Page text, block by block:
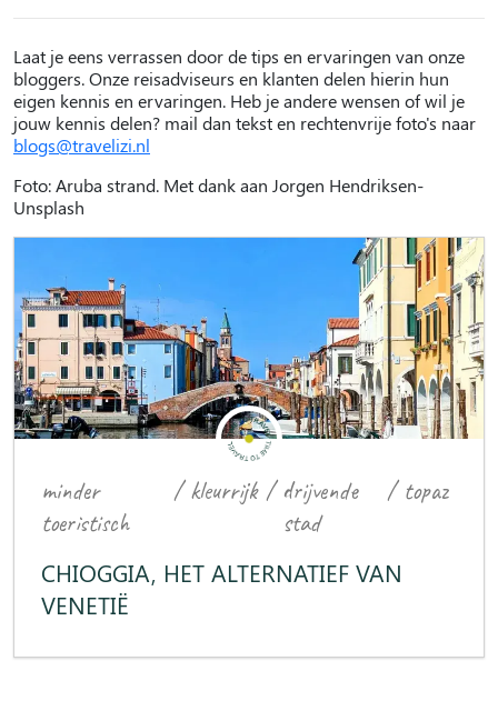
Laat je eens verrassen door de tips en ervaringen van onze
bloggers. Onze reisadviseurs en klanten delen hierin hun
eigen kennis en ervaringen. Heb je andere wensen of wil je
jouw kennis delen? mail dan tekst en rechtenvrije foto's naar
blogs@travelizi.nl
Foto: Aruba strand. Met dank aan Jorgen Hendriksen-
Unsplash
minder
toeristisch
/ kleurrijk / drijvende
stad
/ topaz
CHIOGGIA, HET ALTERNATIEF VAN
VENETIË